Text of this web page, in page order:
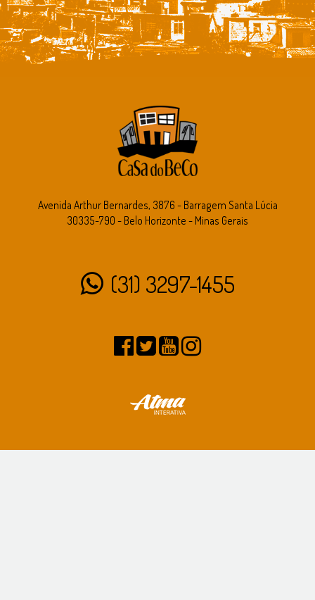
Avenida Arthur Bernardes, 3876 - Barragem Santa Lúcia
30335-790 - Belo Horizonte - Minas Gerais
(31) 3297-1455